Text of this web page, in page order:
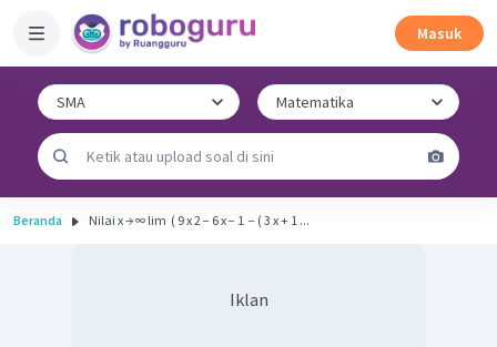
Masuk
Beranda Nilai x → ∞ lim ​ ( 9 x 2 − 6 x − 1 ​ − ( 3 x + 1 ...
Iklan